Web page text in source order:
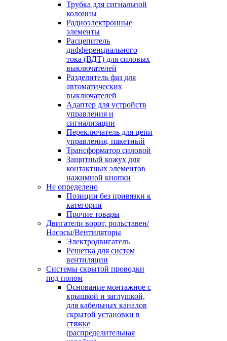
Трубка для сигнальной
колонны
Радиоэлектронные
элементы
Расцепитель
дифференциального
тока (ВДТ) для силовых
выключателей
Разделитель фаз для
автоматических
выключателей
Адаптер для устройств
управления и
сигнализации
Переключатель для цепи
управления, пакетный
Трансформатор силовой
Защитный кожух для
контактных элементов
нажимной кнопки
Не определено
Позиции без привязки к
категории
Прочие товары
Двигатели ворот, рольставен/
Насосы/Вентиляторы
Электродвигатель
Решетка для систем
вентиляции
Системы скрытой проводки
под полом
Основание монтажное с
крышкой и заглушкой,
для кабельных каналов
скрытой установки в
стяжке
(распределительная